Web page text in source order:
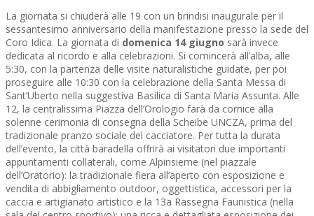
La giornata si chiuderà alle 19 con un brindisi inaugurale per il
sessantesimo anniversario della manifestazione presso la sede del
Coro Idica. La giornata di domenica 14 giugno sarà invece
dedicata al ricordo e alla celebrazioni. Si comincerà all’alba, alle
5:30, con la partenza delle visite naturalistiche guidate, per poi
proseguire alle 10:30 con la celebrazione della Santa Messa di
Sant’Uberto nella suggestiva Basilica di Santa Maria Assunta. Alle
12, la centralissima Piazza dell’Orologio farà da cornice alla
solenne cerimonia di consegna della Scheibe UNCZA, prima del
tradizionale pranzo sociale del cacciatore. Per tutta la durata
dell’evento, la città baradella offrirà ai visitatori due importanti
appuntamenti collaterali, come Alpinsieme (nel piazzale
dell’Oratorio): la tradizionale fiera all’aperto con esposizione e
vendita di abbigliamento outdoor, oggettistica, accessori per la
caccia e artigianato artistico e la 13a Rassegna Faunistica (nella